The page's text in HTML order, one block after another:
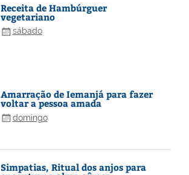
Receita de Hambúrguer
vegetariano
sábado
Amarração de Iemanjá para fazer
voltar a pessoa amada
domingo
Simpatias, Ritual dos anjos para